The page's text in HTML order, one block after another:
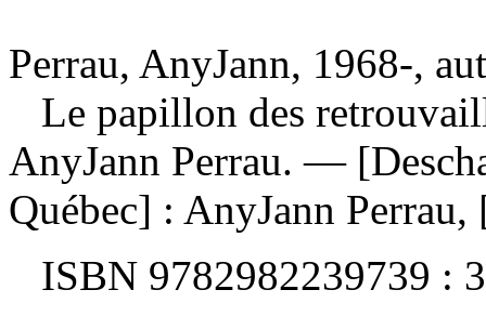
Perrau, AnyJann, 1968-,
Le papillon des
AnyJann Perrau. —
Québec] : AnyJann
ISBN 9782982239739 :